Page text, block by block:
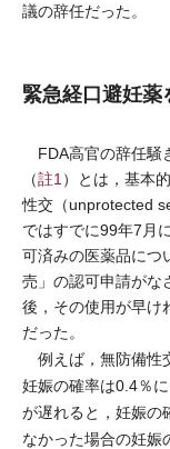
議の辞任だった。
緊急経口避妊薬
FDA高官の辞任騒
（註1 ）とは，基本
性交（unprotected
ではすでに99年7月
可済みの医薬品につ
売」の認可申請がな
後，その使用が早け
だった。
例えば，無防備性
妊娠の確率は0.4％
が遅れると，妊娠の
なかった場合の妊娠